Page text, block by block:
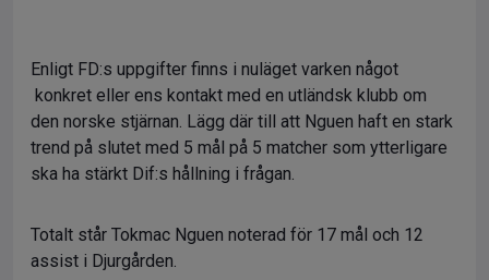
Enligt FD:s uppgifter finns i nuläget varken något
konkret eller ens kontakt med en utländsk klubb om
den norske stjärnan. Lägg där till att Nguen haft en stark
trend på slutet med 5 mål på 5 matcher som ytterligare
ska ha stärkt Dif:s hållning i frågan.
Totalt står Tokmac Nguen noterad för 17 mål och 12
assist i Djurgården.